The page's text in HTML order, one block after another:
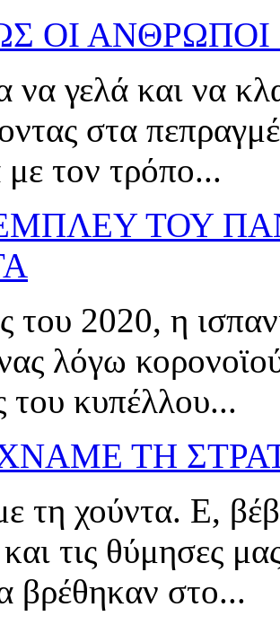
ΟΙ
να γελά και να
στα
τον τρόπο...
ΤΟΥ
του 2020, η
λόγω
του κυπέλλου...
ΤΗ
τη χούντα. Ε,
και τις θύμησες
βρέθηκαν στο...